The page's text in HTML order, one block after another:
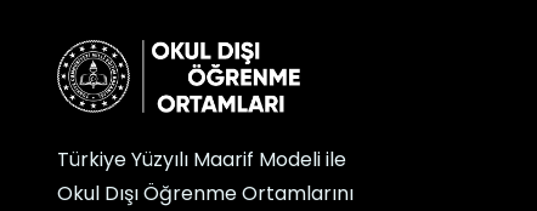
Türkiye Yüzyılı Maarif Modeli ile
Okul Dışı Öğrenme Ortamlarını